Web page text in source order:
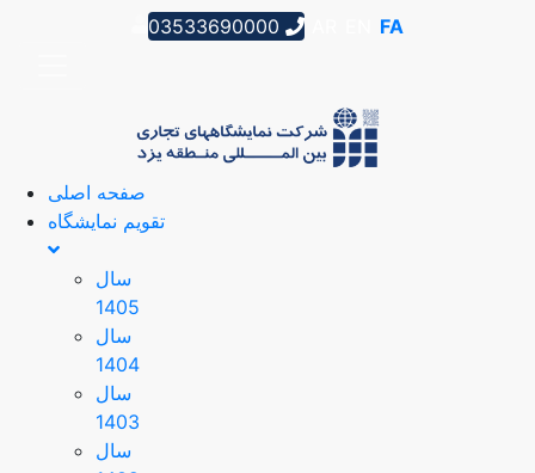
03533690000 FA
صفحه اصلی
تقویم نمایشگاه
سال
1405
سال
1404
سال
1403
سال